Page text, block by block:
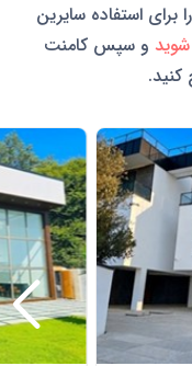
برای استفاده سایرین
و سپس کامنت